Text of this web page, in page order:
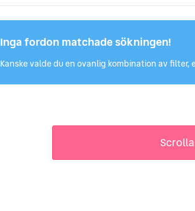
Inga fordon matchade sökningen!
Kanske valde du en ovanlig kombination av